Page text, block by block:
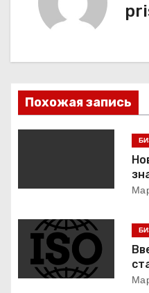
ц
и
я
а
п
Похожая запись